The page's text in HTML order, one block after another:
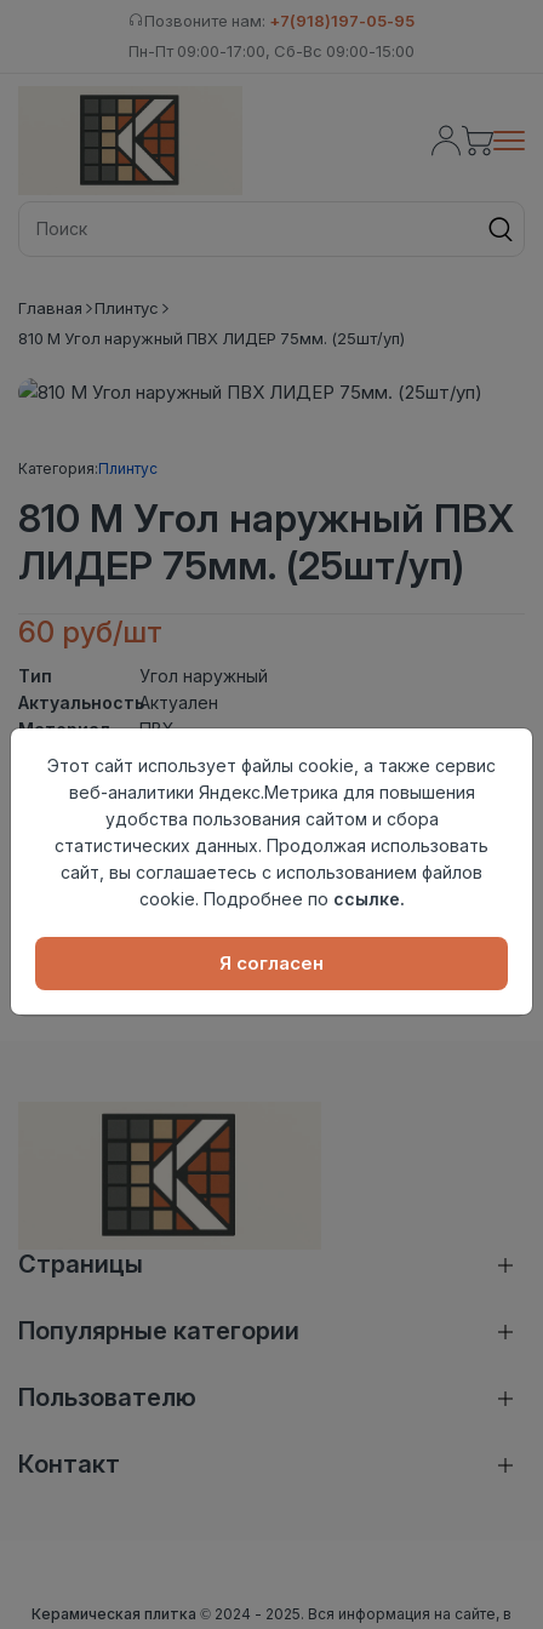
Позвоните нам: +7(918)197-05-95
Пн-Пт 09:00-17:00, Сб-Вс 09:00-15:00
Главная
Плинтус
810 М Угол наружный ПВХ ЛИДЕР 75мм. (25шт/уп)
Категория:Плинтус
810 М Угол наружный ПВХ
ЛИДЕР 75мм. (25шт/уп)
60 руб/шт
Тип
Угол наружный
АктуальностьАктуален
Материал
ПВХ
Страна
происхождения
Россия
Осталось52 шт
Добавить в корзину
Внимание! Внешний вид товара может отличаться от
представленного на настоящем сайте. Проверяйте
наличие необходимых характеристик и комплектации
в момент приобретения товара.
Страницы
Популярные категории
Пользователю
Контакт
Керамическая плитка © 2024 - 2025. Вся информация на сайте, в
Этот сайт использует файлы cookie, а также сервис
веб-аналитики Яндекс.Метрика для повышения
удобства пользования сайтом и сбора
статистических данных. Продолжая использовать
сайт, вы соглашаетесь с использованием файлов
cookie. Подробнее по ссылке.
Я согласен